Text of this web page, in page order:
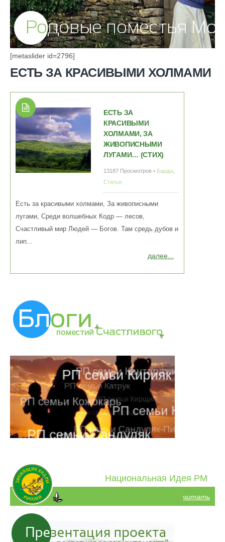
[metaslider id=2796]
ЕСТЬ ЗА КРАСИВЫМИ ХОЛМАМИ
ЕСТЬ ЗА
КРАСИВЫМИ
ХОЛМАМИ, ЗА
ЖИВОПИСНЫМИ
ЛУГАМИ… (СТИХ)
13187 Просмотров • Барды
Статьи
далее...
Есть за красивыми холмами, За живописными
лугами, Среди волшебных Кодр — лесов,
Счастливый мир Людей — Богов. Там средь дубов и
лип...
Национальная Идея РМ
читать